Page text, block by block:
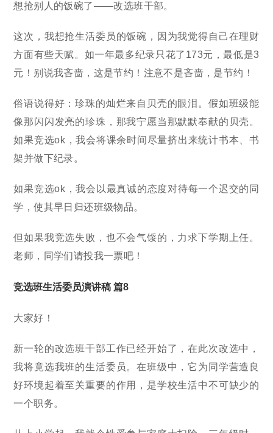
想抢别人的饭碗了——改选班干部。
这次，我想抢生活委员的饭碗，因为我觉得自己在理财
方面有些天赋。如一年最多纪录只花了173元，最低是3
元！别说我吝啬，这是节约！注意不是吝啬，是节约！
俗语说得好：珍珠的灿烂来自贝壳的眼泪。假如班级能
像那闪闪发亮的珍珠，那我宁愿当那默默奉献的贝壳。
如果竞选ok，我会将课余时间尽量挤出来统计书本、书
架并做下纪录。
如果竞选ok，我会以最真诚的态度对待每一个迟交的同
学，使其早日归还班级物品。
但如果我竞选失败，也不会气馁的，力求下学期上任。
老师，同学们请投我一票吧！
竞选班生活委员演讲稿 篇8
大家好！
新一轮的改选班干部工作已经开始了，在此次改选中，
我将竟选我班的生活委员。在班级中，它为同学营造良
好环境起着至关重要的作用，是学校生活中不可缺少的
一个职务。